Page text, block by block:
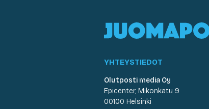
YHTEYSTIEDOT
Olutposti media Oy
Epicenter, Mikonkatu 9
00100 Helsinki